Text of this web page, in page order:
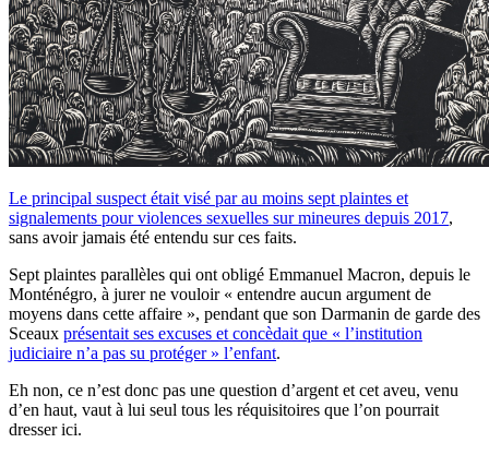
Le principal suspect était visé par au moins sept plaintes et
signalements pour violences sexuelles sur mineures depuis 2017,
sans avoir jamais été entendu sur ces faits.
Sept plaintes parallèles qui ont obligé Emmanuel Macron, depuis le
Monténégro, à jurer ne vouloir « entendre aucun argument de
moyens dans cette affaire », pendant que son Darmanin de garde des
Sceaux présentait ses excuses et concèdait que « l’institution
judiciaire n’a pas su protéger » l’enfant.
Eh non, ce n’est donc pas une question d’argent et cet aveu, venu
d’en haut, vaut à lui seul tous les réquisitoires que l’on pourrait
dresser ici.